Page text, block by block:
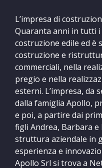
L’impresa di
Quaranta anni in tutti
costruzione edile ed è
costruzione e
commerciali, nella
pregio e nella
esterni. L’impresa, da
dalla famiglia Apollo,
e poi, a partire dai
figli Andrea, Barbara e
struttura aziendale in
esperienza e
Apollo Srl si trova a